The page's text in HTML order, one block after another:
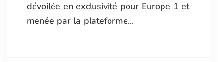
dévoilée en exclusivité pour Europe 1 et
menée par la plateforme...